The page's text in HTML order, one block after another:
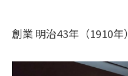
創業 明治43年（1910年）